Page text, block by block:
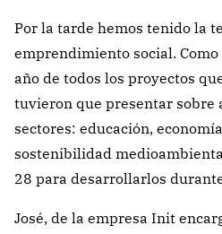
Por la tarde hemos tenido la
emprendimiento social.
año de todos los proyectos
tuvieron que presentar sobre
sectores: educación,
sostenibilidad
28 para desarrollarlos
José, de la empresa Init